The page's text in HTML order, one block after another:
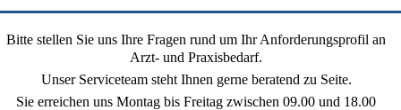
Bitte stellen Sie uns Ihre Fragen rund um Ihr Anforderungsprofil an
Arzt- und Praxisbedarf.
Unser Serviceteam steht Ihnen gerne beratend zu Seite.
Sie erreichen uns Montag bis Freitag zwischen 09.00 und 18.00